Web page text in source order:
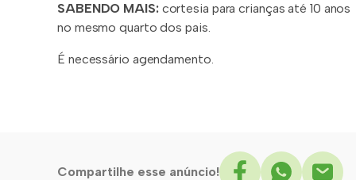
SABENDO MAIS:cortesia para crianças até 10 anos
no mesmo quarto dos pais.
É necessário agendamento.
Compartilhe esse anúncio!